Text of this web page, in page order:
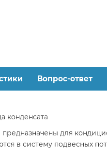
Вопрос-ответ
конденсата
для
в систему подвесных